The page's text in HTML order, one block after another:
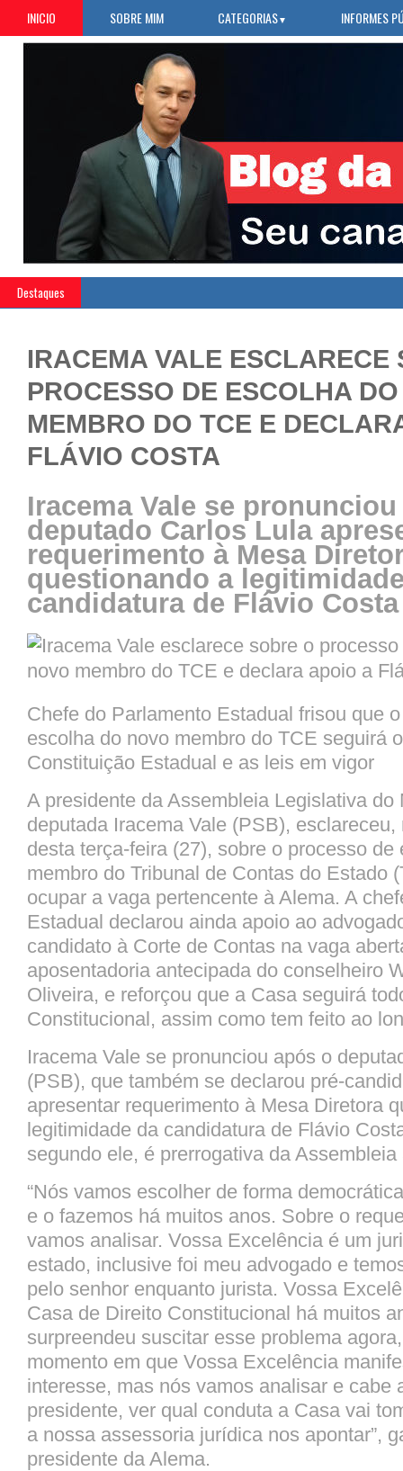
INICIO SOBRE MIM CATEGORIAS▼ INFORMES
Destaques
IRACEMA VALE ESCLARECE
PROCESSO DE ESCOLHA
MEMBRO DO TCE E
FLÁVIO COSTA
Iracema Vale se
deputado Carlos Lula
requerimento à Mesa
questionando a
candidatura de Flávio Costa
Chefe do Parlamento Estadual frisou que
escolha do novo membro do TCE seguirá
Constituição Estadual e as leis em vigor
A presidente da Assembleia Legislativa do
deputada Iracema Vale (PSB),
desta terça-feira (27), sobre o processo de
membro do Tribunal de Contas do Estado
ocupar a vaga pertencente à Alema. A
Estadual declarou ainda apoio ao
candidato à Corte de Contas na vaga
aposentadoria antecipada do conselheiro
Oliveira, e reforçou que a Casa seguirá
Constitucional, assim como tem feito ao
Iracema Vale se pronunciou após o
(PSB), que também se declarou pré-
apresentar requerimento à Mesa Diretora
legitimidade da candidatura de Flávio
segundo ele, é prerrogativa da
“Nós vamos escolher de forma
e o fazemos há muitos anos. Sobre o
vamos analisar. Vossa Excelência é um
estado, inclusive foi meu advogado e
pelo senhor enquanto jurista. Vossa
Casa de Direito Constitucional há muitos
surpreendeu suscitar esse problema
momento em que Vossa Excelência
interesse, mas nós vamos analisar e cabe
presidente, ver qual conduta a Casa vai
a nossa assessoria jurídica nos apontar”,
presidente da Alema.